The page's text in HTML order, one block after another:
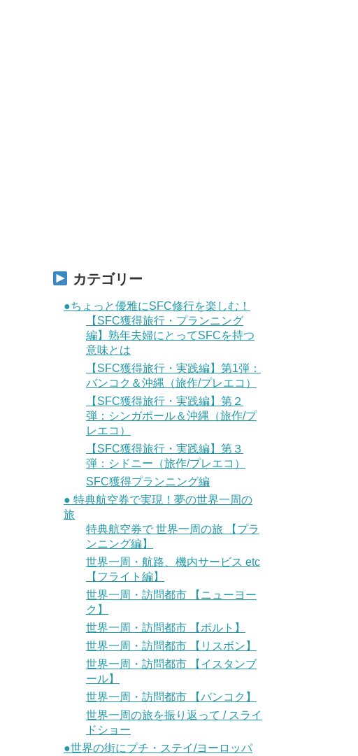
カテゴリー
●ちょっと優雅にSFC修行を楽しむ！
【SFC獲得旅行・プランニング
編】熟年夫婦にとってSFCを持つ
意味とは
【SFC獲得旅行・実践編】第1弾：
バンコク＆沖縄（旅作/プレエコ）
【SFC獲得旅行・実践編】第２
弾：シンガポール＆沖縄（旅作/プ
レエコ）
【SFC獲得旅行・実践編】第３
弾：シドニー（旅作/プレエコ）
SFC獲得プランニング編
● 特典航空券で実現！夢の世界一周の
旅
特典航空券で 世界一周の旅 【プラ
ンニング編】
世界一周・航路、機内サービス etc
【フライト編】
世界一周・訪問都市 【ニューヨー
ク】
世界一周・訪問都市 【ポルト】
世界一周・訪問都市 【リスボン】
世界一周・訪問都市 【イスタンブ
ール】
世界一周・訪問都市 【バンコク】
世界一周の旅を振り返って / スライ
ドショー
●世界の街にプチ・ステイ/ヨーロッパ